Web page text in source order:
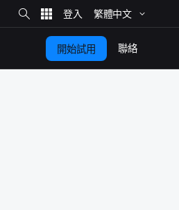
網
站
​搜
繁體​中文
開始​試用 聯絡